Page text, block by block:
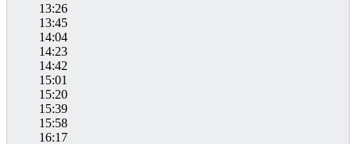
13:26
13:45
14:04
14:23
14:42
15:01
15:20
15:39
15:58
16:17